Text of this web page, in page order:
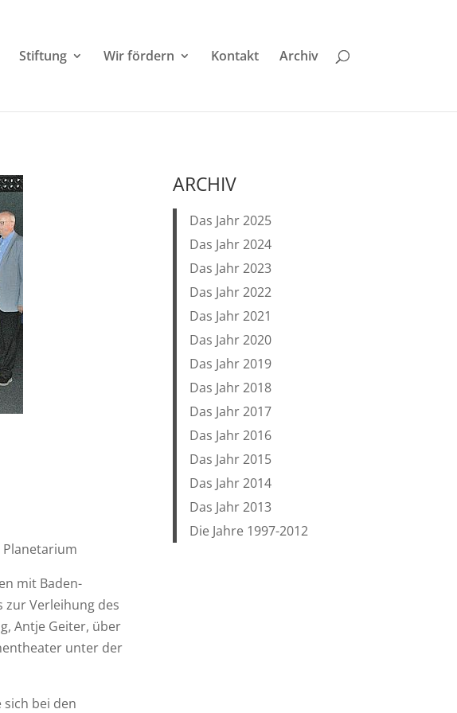
Stiftung Wir fördern Kontakt Archiv
mit Baden-
zur Verleihung des
Antje Geiter, über
unter der
bei den
ARCHIV
Das Jahr 2025
Das Jahr 2024
Das Jahr 2023
Das Jahr 2022
Das Jahr 2021
Das Jahr 2020
Das Jahr 2019
Das Jahr 2018
Das Jahr 2017
Das Jahr 2016
Das Jahr 2015
Das Jahr 2014
Das Jahr 2013
Die Jahre 1997-2012